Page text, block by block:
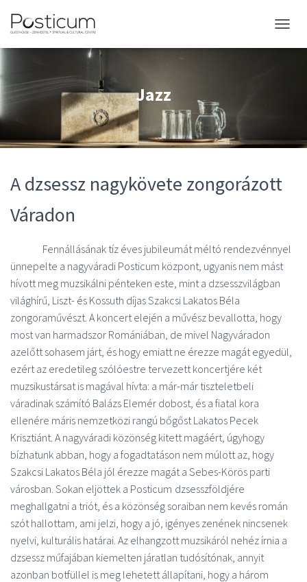
Jazz
A dzsessz nagykövete zongorázott
Váradon
Fennállásának tíz éves jubileumát méltó rendezvénnyel
ünnepelte a nagyváradi Posticum központ, ugyanis nem mást
hívott meg muzsikálni pénteken este, mint a dzsesszvilágban
világhírű, Liszt- és Kossuth díjas Szakcsi Lakatos Béla
zongoraművészt. A koncert elején a művész bevallotta, hogy
most van harmadszor Romániában, de mivel Nagyváradon
azelőtt sohasem járt, és hogy emiatt ne érezze magát egyedül,
ezért az eredetileg szólóestre tervezett koncertjére két
muzsikustársat is magával hívta: a már-már tiszteletbeli
váradinak számító Balázs Elemér dobost, és a fiatal kora
ellenére máris nemzetközi rangú bőgőst Lakatos Pecek
Krisztiánt. A nagyváradi közönség kitett magáért, úgyhogy
bízhatunk abban, hogy a fogadtatáson nem múlott az, hogy
Szakcsi Lakatos Béla jól érezze magát a Sebes-Körös parti
városban. Sokan eljöttek a Posticum dzsesszföldjére
meghallgatni a triót, és a közönség soraiban nem kevés román
szót hallottam, ami jelzi, hogy a jó, igényes zenének nincsenek
nyelvi, kulturális határai. Az elhangzott muzsikáról nehéz írnia a
dzsessz műfajában kiemelten járatlan tudósítónak, annyit
azonban botfüllel is meg lehetett állapítani, hogy a három